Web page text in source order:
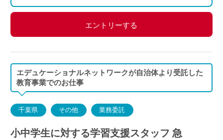
エントリーする
エデュケーショナルネットワークが自治体より受託した
教育事業でのお仕事
千葉県 その他 業務委託
小中学生に対する学習支援スタッフ 急